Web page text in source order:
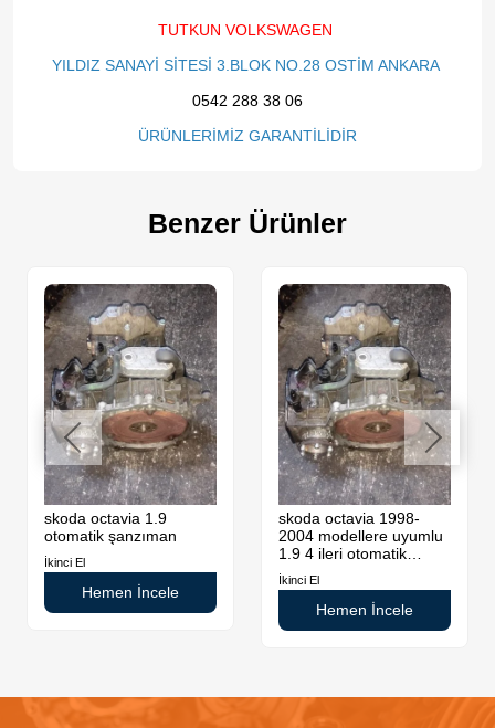
TUTKUN VOLKSWAGEN
YILDIZ SANAYİ SİTESİ 3.BLOK NO.28 OSTİM ANKARA
0542 288 38 06
ÜRÜNLERİMİZ GARANTİLİDİR
Benzer Ürünler
skoda octavia 1.9
otomatik şanzıman
İkinci El
Hemen İncele
skoda octavia 1998-
2004 modellere uyumlu
1.9 4 ileri otomatik
şanzıman
İkinci El
Hemen İncele